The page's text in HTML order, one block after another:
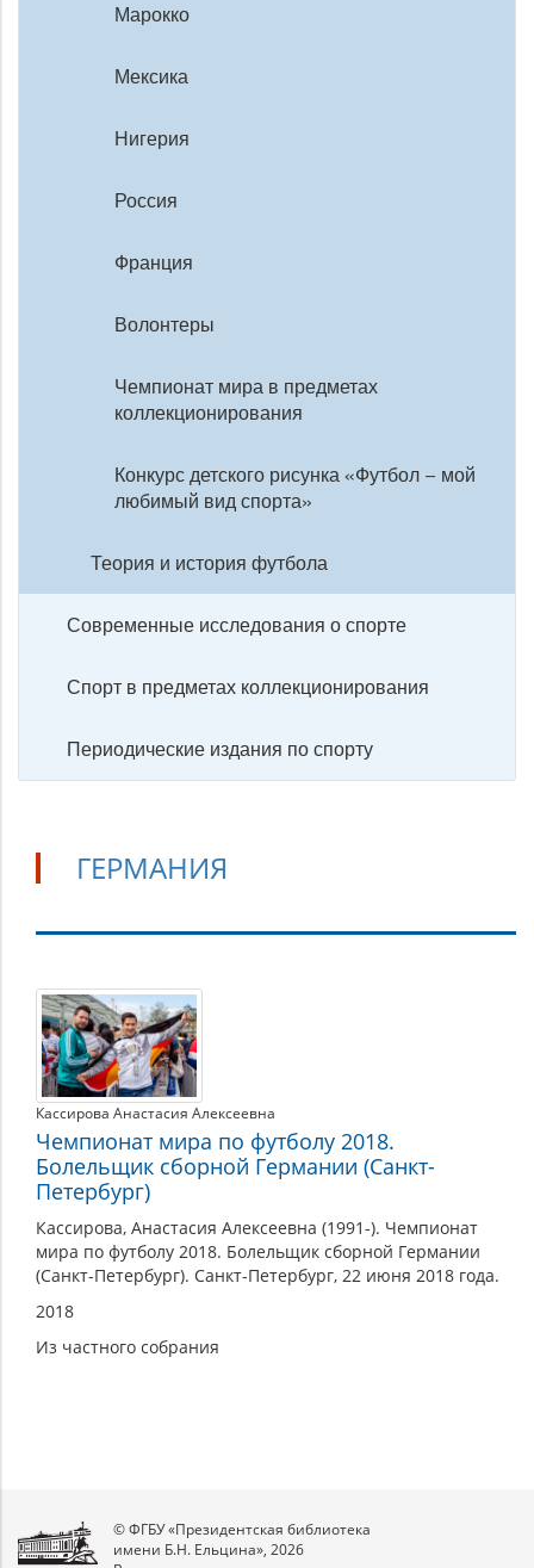
Марокко
Мексика
Нигерия
Россия
Франция
Волонтеры
Чемпионат мира в предметах
коллекционирования
Конкурс детского рисунка «Футбол – мой
любимый вид спорта»
Теория и история футбола
Современные исследования о спорте
Спорт в предметах коллекционирования
Периодические издания по спорту
ГЕРМАНИЯ
Германия
Кассирова Анастасия Алексеевна
Чемпионат мира по футболу 2018.
Болельщик сборной Германии (Санкт-
Петербург)
Кассирова, Анастасия Алексеевна (1991-). Чемпионат
мира по футболу 2018. Болельщик сборной Германии
(Санкт-Петербург). Санкт-Петербург, 22 июня 2018 года.
2018
Из частного собрания
© ФГБУ «Президентская библиотека
имени Б.Н. Ельцина», 2026